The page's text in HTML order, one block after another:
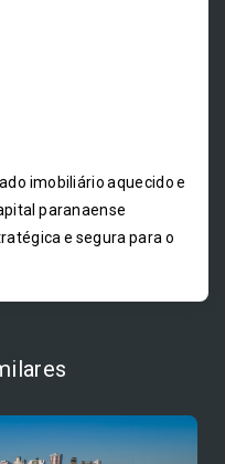
imobiliário aquecido e
paranaense
e segura para o